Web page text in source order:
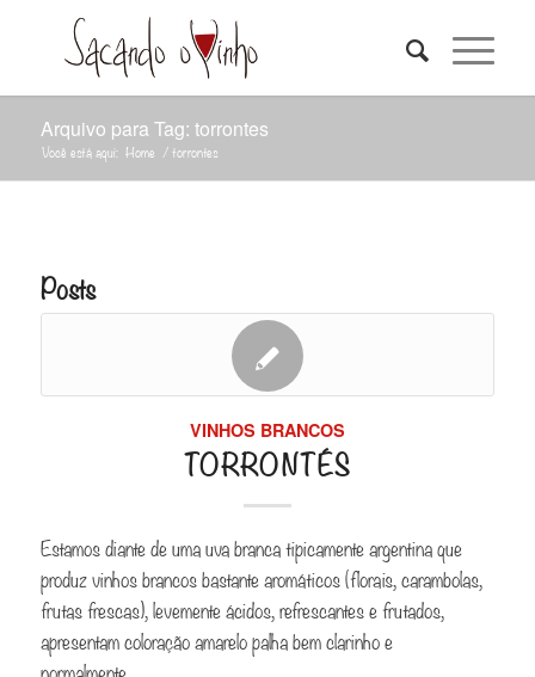
Arquivo para Tag: torrontes
Você está aqui: Home /torrontes
Posts
VINHOS BRANCOS
TORRONTÉS
Estamos diante de uma uva branca tipicamente argentina que
produz vinhos brancos bastante aromáticos (florais, carambolas,
frutas frescas), levemente ácidos, refrescantes e frutados,
apresentam coloração amarelo palha bem clarinho e